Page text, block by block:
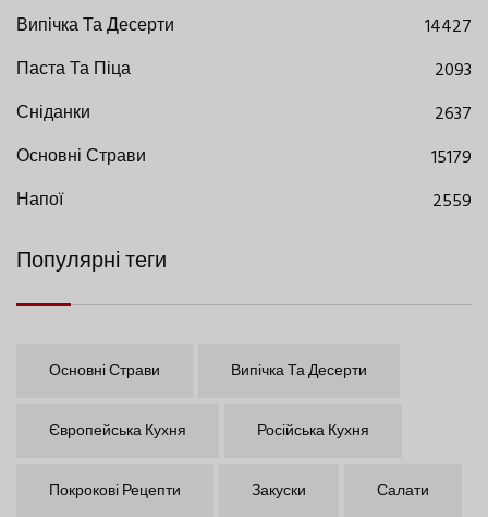
Випічка Та Десерти
14427
Паста Та Піца
2093
Сніданки
2637
Основні Страви
15179
Напої
2559
Популярні теги
Основні Страви Випічка Та Десерти
Європейська Кухня Російська Кухня
Покрокові Рецепти Закуски Салати